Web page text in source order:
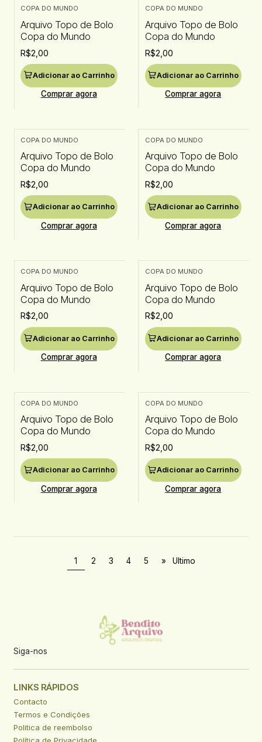
COPA DO MUNDO
Arquivo Topo de Bolo
Copa do Mundo
R$2,00
Adicionar ao Carrinho
Comprar agora
COPA DO MUNDO
Arquivo Topo de Bolo
Copa do Mundo
R$2,00
Adicionar ao Carrinho
Comprar agora
COPA DO MUNDO
Arquivo Topo de Bolo
Copa do Mundo
R$2,00
Adicionar ao Carrinho
Comprar agora
COPA DO MUNDO
Arquivo Topo de Bolo
Copa do Mundo
R$2,00
Adicionar ao Carrinho
Comprar agora
COPA DO MUNDO
Arquivo Topo de Bolo
Copa do Mundo
R$2,00
Adicionar ao Carrinho
Comprar agora
COPA DO MUNDO
Arquivo Topo de Bolo
Copa do Mundo
R$2,00
Adicionar ao Carrinho
Comprar agora
COPA DO MUNDO
Arquivo Topo de Bolo
Copa do Mundo
R$2,00
Adicionar ao Carrinho
Comprar agora
COPA DO MUNDO
Arquivo Topo de Bolo
Copa do Mundo
R$2,00
Adicionar ao Carrinho
Comprar agora
1 2 3 4 5 » Ultimo
Siga-nos
LINKS RÁPIDOS
Contacto
Termos e Condições
Politica de reembolso